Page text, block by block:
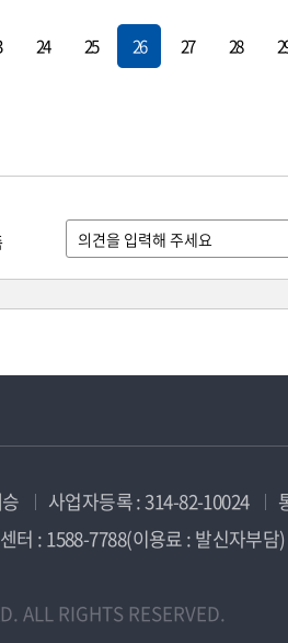
24 25 26 27 28
사업자등록 : 314-82-10024
터 : 1588-7788(이용료 : 발신자부담)
ALL RIGHTS RESERVED.